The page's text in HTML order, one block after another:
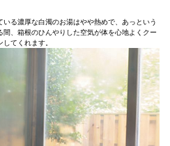
る濃厚な白濁のお湯はやや熱めで、あっという
、箱根のひんやりした空気が体を心地よくクー
してくれます。